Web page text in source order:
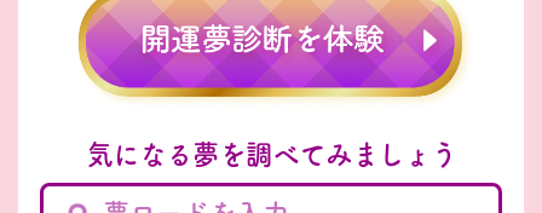
気になる夢を調べてみましょう